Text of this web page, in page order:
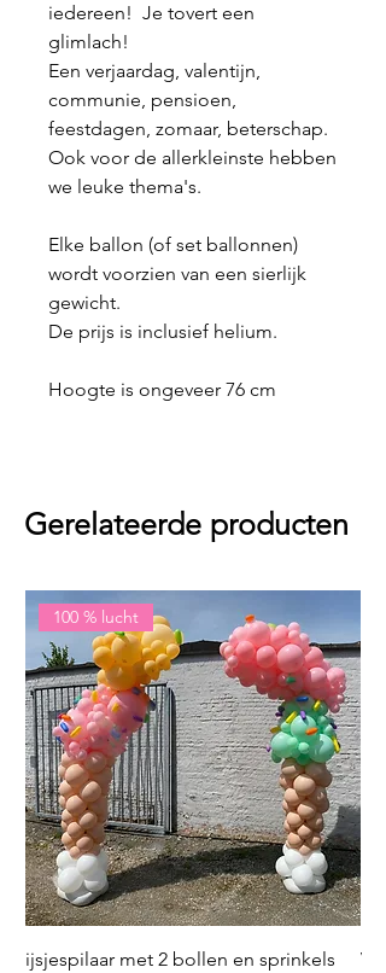
iedereen! Je tovert een
glimlach!
Een verjaardag, valentijn,
communie, pensioen,
feestdagen, zomaar, beterschap.
Ook voor de allerkleinste hebben
we leuke thema's.
Elke ballon (of set ballonnen)
wordt voorzien van een sierlijk
gewicht.
De prijs is inclusief helium.
Hoogte is ongeveer 76 cm
Gerelateerde producten
100 % lucht
ijsjespilaar met 2 bollen en sprinkels